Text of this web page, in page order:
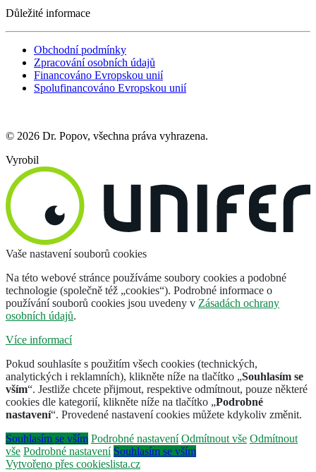
Důležité informace
Obchodní podmínky
Zpracování osobních údajů
Financováno Evropskou unií
Spolufinancováno Evropskou unií
© 2026 Dr. Popov, všechna práva vyhrazena.
Vyrobil
Vaše nastavení souborů cookies
Na této webové stránce používáme soubory cookies a podobné
technologie (společně též „cookies“). Podrobné informace o
používání souborů cookies jsou uvedeny v Zásadách ochrany
osobních údajů.
Více informací
Pokud souhlasíte s použitím všech cookies (technických,
analytických i reklamních), klikněte níže na tlačítko „Souhlasím se
vším“. Jestliže chcete přijmout, respektive odmítnout, pouze některé
cookies dle kategorií, klikněte níže na tlačítko „Podrobné
nastavení“. Provedené nastavení cookies můžete kdykoliv změnit.
Souhlasím se vším Podrobné nastavení Odmítnout vše Odmítnout
vše Podrobné nastavení Souhlasím se vším
Vytvořeno přes cookieslista.cz